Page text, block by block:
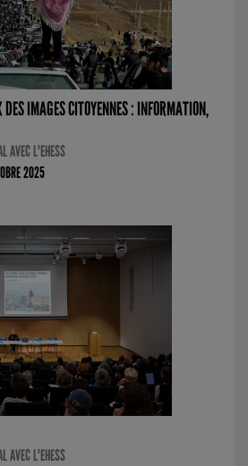
IMAGES CITOYENNES : INFORMATION,
AVEC L'EHESS
2025
AVEC L'EHESS